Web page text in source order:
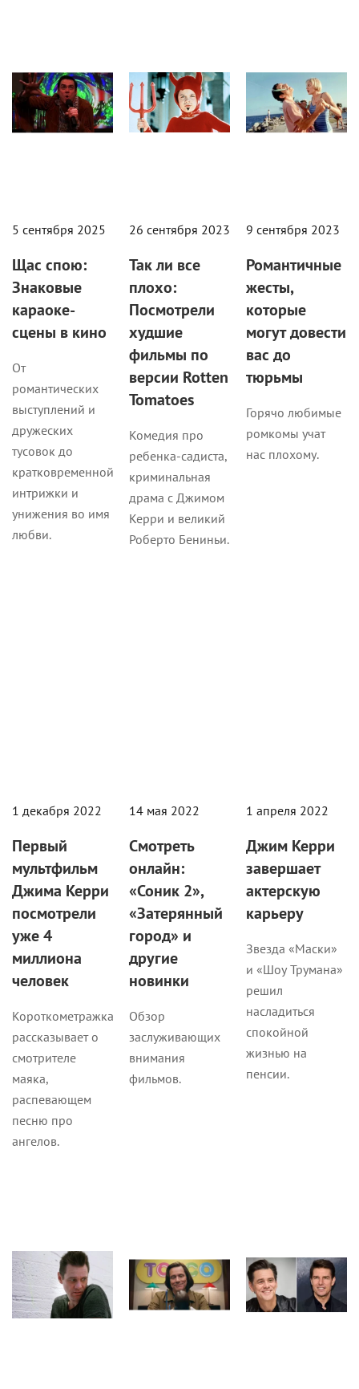
5 сентября 2025
Щас спою:
Знаковые
караоке-
сцены в кино
От
романтических
выступлений и
дружеских
тусовок до
кратковременной
интрижки и
унижения во имя
любви.
26 сентября 2023
Так ли все
плохо:
Посмотрели
худшие
фильмы по
версии Rotten
Tomatoes
Комедия про
ребенка-садиста,
криминальная
драма с Джимом
Керри и великий
Роберто Бениньи.
9 сентября 2023
Романтичные
жесты,
которые
могут довести
вас до
тюрьмы
Горячо любимые
ромкомы учат
нас плохому.
1 декабря 2022
Первый
мультфильм
Джима Керри
посмотрели
уже 4
миллиона
человек
Короткометражка
рассказывает о
смотрителе
маяка,
распевающем
песню про
ангелов.
14 мая 2022
Смотреть
онлайн:
«Соник 2»,
«Затерянный
город» и
другие
новинки
Обзор
заслуживающих
внимания
фильмов.
1 апреля 2022
Джим Керри
завершает
актерскую
карьеру
Звезда «Маски»
и «Шоу Трумана»
решил
насладиться
спокойной
жизнью на
пенсии.